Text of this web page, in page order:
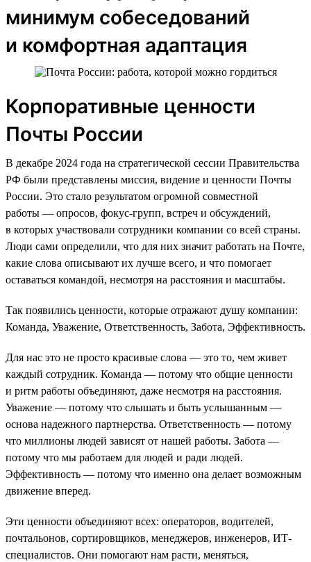
минимум собеседований
и комфортная адаптация
Корпоративные ценности
Почты России
В декабре 2024 года на стратегической сессии Правительства
РФ были представлены миссия, видение и ценности Почты
России. Это стало результатом огромной совместной
работы — опросов, фокус-групп, встреч и обсуждений,
в которых участвовали сотрудники компании со всей страны.
Люди сами определили, что для них значит работать на Почте,
какие слова описывают их лучше всего, и что помогает
оставаться командой, несмотря на расстояния и масштабы.
Так появились ценности, которые отражают душу компании:
Команда, Уважение, Ответственность, Забота, Эффективность.
Для нас это не просто красивые слова — это то, чем живет
каждый сотрудник. Команда — потому что общие ценности
и ритм работы объединяют, даже несмотря на расстояния.
Уважение — потому что слышать и быть услышанным —
основа надежного партнерства. Ответственность — потому
что миллионы людей зависят от нашей работы. Забота —
потому что мы работаем для людей и ради людей.
Эффективность — потому что именно она делает возможным
движение вперед.
Эти ценности объединяют всех: операторов, водителей,
почтальонов, сортировщиков, менеджеров, инженеров, ИТ-
специалистов. Они помогают нам расти, меняться,